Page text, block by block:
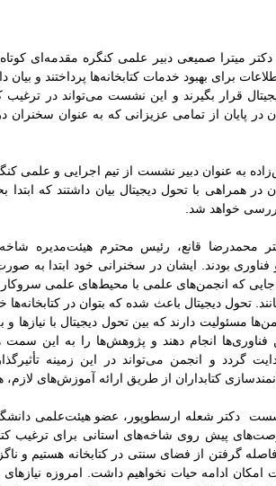
میترا صمیعی دبیر علمی کنگره مقدمه‌ای
برای بهبود خدمات کتابخانه‌ها پرداختند و
قرار بگیرند و این نشست می‌تواند در ترغیب
در پایان از تمامی عزیزانی که به عنوان
به عنوان دبیر نشست از تیم اجرایی و علمی
در همراهی با تحول دیجیتال بیان داشتند
خواهد شد.
محمدرضا قانع، رئیس محترم هیئت‌مدیره
بودند. ایشان در سخنرانی خود ابتدا به
که انجمن‌های علمی با محیط‌های علمی
تحول دیجیتال باعث شده که بتوان در
مسئولیت دارند که بین تحول دیجیتال با نیازها
فناوری‌ها انجام دهند و پژوهش‌ها را به این
گردد و انجمن می‌تواند در این زمینه
کتابداران از طریق ارائه آموزش‌های
دکتر شعله ارسطوپور، عضو هیئت‌علمی
پیش روی شاخه‌های استانی برای ترغیب
گرفتن از فضای سنتی در کتابخانه هستیم و
ادامه حیات نخواهیم داشت. امروزه